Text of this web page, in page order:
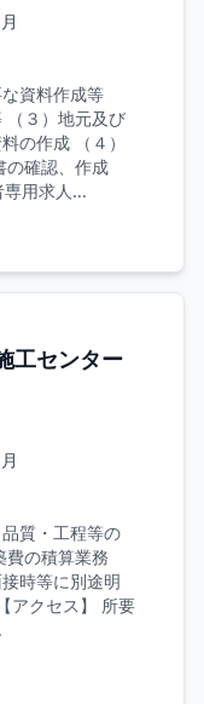
資料作成等
（３）地元及び
の作成 （４）
の確認、作成
専用求人...
工センター
質・工程等の
費の積算業務
時等に別途明
アクセス】 所要